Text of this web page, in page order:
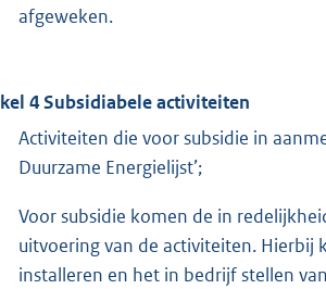
afgeweken.
4 Subsidiabele activiteiten
Activiteiten die voor subsidie in
Duurzame Energielijst’;
Voor subsidie komen de in
uitvoering van de activiteiten. Hierbij
installeren en het in bedrijf stellen